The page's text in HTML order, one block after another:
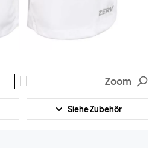
Zoom
Siehe Zubehör